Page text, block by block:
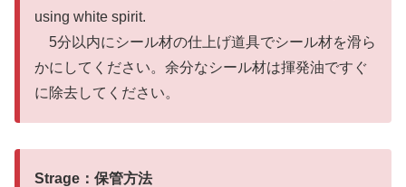
using white spirit.
5分以内にシール材の仕上げ道具でシール材を滑ら
かにしてください。余分なシール材は揮発油ですぐ
に除去してください。
Strage：保管方法